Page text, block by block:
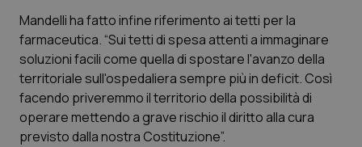
Marche
Molise
Piemonte
Provincia Autonoma di Bolzano
Donna & Salute
Epatiti
HIV
Infezioni & Febbre
Mandelli ha fatto infine riferimento ai tetti per la
farmaceutica. “Sui tetti di spesa attenti a immaginare
soluzioni facili come quella di spostare l'avanzo della
territoriale sull'ospedaliera sempre più in deficit. Così
facendo priveremmo il territorio della possibilità di
operare mettendo a grave rischio il diritto alla cura
previsto dalla nostra Costituzione”.